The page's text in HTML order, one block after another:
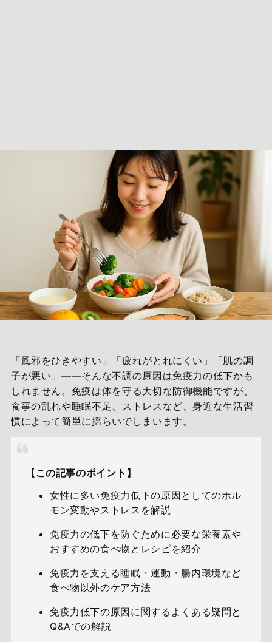
「風邪をひきやすい」「疲れがとれにくい」「肌の調
子が悪い」――そんな不調の原因は免疫力の低下かも
しれません。免疫は体を守る大切な防御機能ですが、
食事の乱れや睡眠不足、ストレスなど、身近な生活習
慣によって簡単に揺らいでしまいます。
【この記事のポイント】
女性に多い免疫力低下の原因としてのホル
モン変動やストレスを解説
免疫力の低下を防ぐために必要な栄養素や
おすすめの食べ物とレシピを紹介
免疫力を支える睡眠・運動・腸内環境など
食べ物以外のケア方法
免疫力低下の原因に関するよくある疑問と
Q&Aでの解説